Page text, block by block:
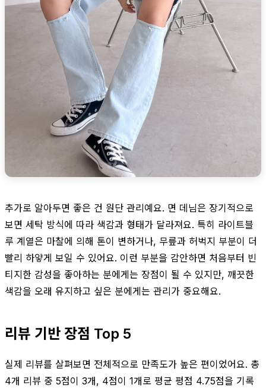
추가로 알아두면 좋은 건 원단 관리예요. 면 데님은 장기적으로
보면 세탁 방식에 따라 색감과 형태가 달라져요. 특히 라이트블
루 계열은 마찰에 의해 톤이 변하거나, 무릎과 허벅지 부분이 더
빨리 하얗게 보일 수 있어요. 이런 부분을 감안하면 처음부터 빈
티지한 감성을 좋아하는 분에게는 장점이 될 수 있지만, 깨끗한
색감을 오래 유지하고 싶은 분에게는 관리가 중요해요.
리뷰 기반 장점 Top 5
실제 리뷰를 살펴보면 전체적으로 만족도가 높은 편이었어요. 총
4개 리뷰 중 5점이 3개, 4점이 1개로 평균 평점 4.75점을 기록